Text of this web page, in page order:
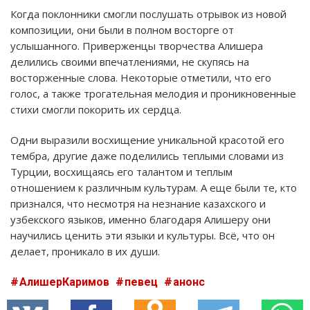
Когда поклонники смогли послушать отрывок из новой
композиции, они были в полном восторге от
услышанного. Приверженцы творчества Алишера
делились своими впечатлениями, не скупясь на
восторженные слова. Некоторые отметили, что его
голос, а также трогательная мелодия и проникновенные
стихи смогли покорить их сердца.
Одни выразили восхищение уникальной красотой его
тембра, другие даже поделились теплыми словами из
Турции, восхищаясь его талантом и теплым
отношением к различным культурам. А еще были те, кто
признался, что несмотря на незнание казахского и
узбекского языков, именно благодаря Алишеру они
научились ценить эти языки и культуры. Всё, что он
делает, проникало в их души.
АлишерКаримов певец анонс